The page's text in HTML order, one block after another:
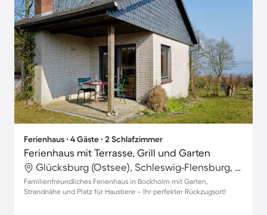
Ferienhaus ∙ 4 Gäste ∙ 2 Schlafzimmer
Ferienhaus mit Terrasse, Grill und Garten
Glücksburg (Ostsee), Schleswig-Flensburg, Deutschland
Familienfreundliches Ferienhaus in Bockholm mit Garten,
Strandnähe und Platz für Haustiere – Ihr perfekter Rückzugsort!